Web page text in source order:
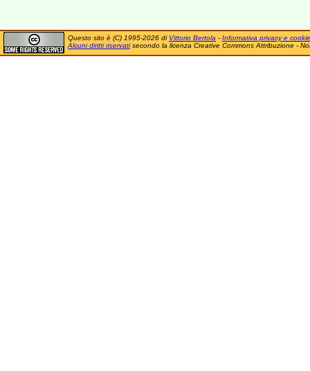
Questo sito è (C) 1995-2026 di Vittorio Bertola - Informativa privacy e cookie
Alcuni diritti riservatisecondo la licenza Creative Commons Attribuzione -